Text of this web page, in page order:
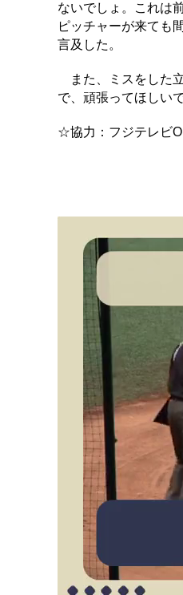
ないでしょ。これは
ピッチャーが来ても
言及した。
また、ミスをした
で、頑張ってほしい
☆協力：フジテレビ